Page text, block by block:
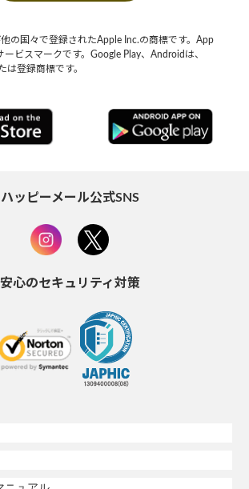
の国々で登録されたApple Inc.の商標です。App
ービスマークです。Google Play、Androidは、
は登録商標です。
ハッピーメール公式SNS
安心のセキュリティ対策